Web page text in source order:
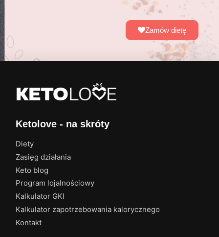
Zamów dietę
Ketolove - na skróty
Diety
Zasięg działania
Keto blog
Program lojalnościowy
Kalkulator GKI
Kalkulator zapotrzebowania kalorycznego
Kontakt